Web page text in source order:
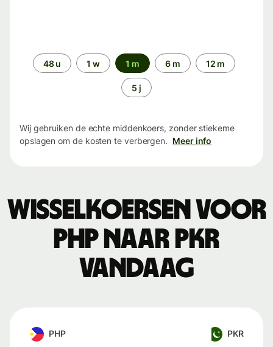
Periode48 u 1 w 1 m 6 m 12 m
5 j
Wij gebruiken de echte middenkoers, zonder stiekeme
opslagen om de kosten te verbergen. Meer info
Wisselkoersen voor
PHP naar PKR
vandaag
PHP PKR